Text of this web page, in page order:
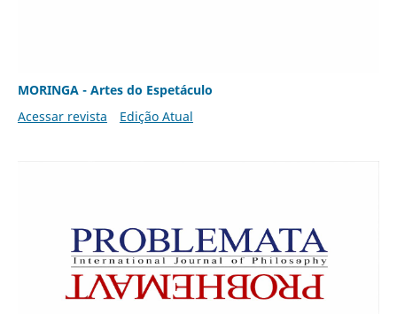
MORINGA - Artes do Espetáculo
Acessar revista
Edição Atual